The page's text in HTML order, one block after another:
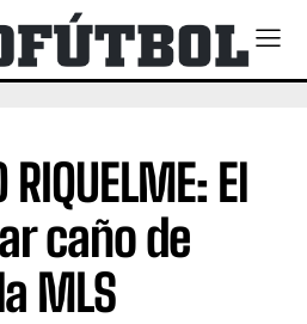
RIQUELME: El
caño de
MLS